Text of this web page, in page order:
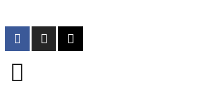
contenido
F
a
e
b
I
n
X
-